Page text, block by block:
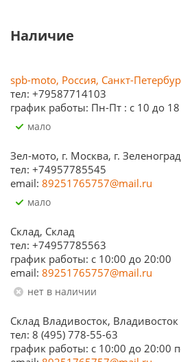
Наличие
spb-moto, Россия, Санкт-
тел: +79587714103
график работы: Пн-Пт : с 10 до 18
Мало
Зел-мото, г. Москва, г.
тел: +74957785545
email: 89251765757@mail.ru
Мало
Склад, Склад
тел: +74957785563
график работы: c 10:00 до 20:00
email: 89251765757@mail.ru
Нет в наличии
Склад Владивосток, Владивосток
тел: 8 (495) 778-55-63
график работы: с 10:00 до 20:00